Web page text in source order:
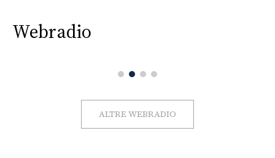
Webradio
ALTRE WEBRADIO